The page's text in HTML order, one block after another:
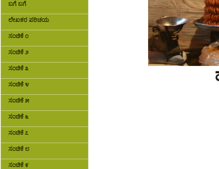
ಬಗೆ ಬಗೆ
ಲೇಖಕರ ಪರಿಚಯ
ಸಂಚಿಕೆ ೧
ಸಂಚಿಕೆ ೨
ಸಂಚಿಕೆ ೩
ಸಂಚಿಕೆ ೪
ಸಂಚಿಕೆ ೫
ಸಂಚಿಕೆ ೬
ಸಂಚಿಕೆ ೭
ಸಂಚಿಕೆ ೮
ಸಂಚಿಕೆ ೯